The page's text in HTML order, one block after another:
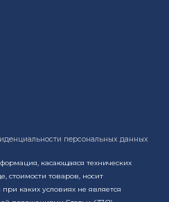
персональных данных
касающаяся технических
стоимости товаров, носит
каких условиях не является